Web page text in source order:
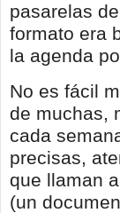
pasarelas
formato era
la agenda
No es fácil
de muchas,
cada
precisas,
que llaman
(un